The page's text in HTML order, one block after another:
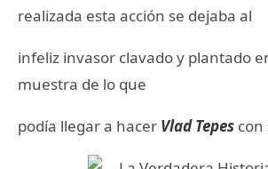
realizada esta acción se dejaba al
infeliz invasor clavado y plantado
muestra de lo que
podía llegar a hacer Vlad Tepes con